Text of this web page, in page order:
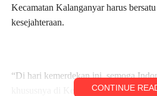
Kecamatan Kalanganyar harus
kesejahteraan.
“Di hari kemerdekan ini, semoga
khususnya di KecamatanCONTINUE